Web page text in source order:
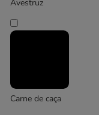
De caça
De cavalo
Avestruz
Carne de caça